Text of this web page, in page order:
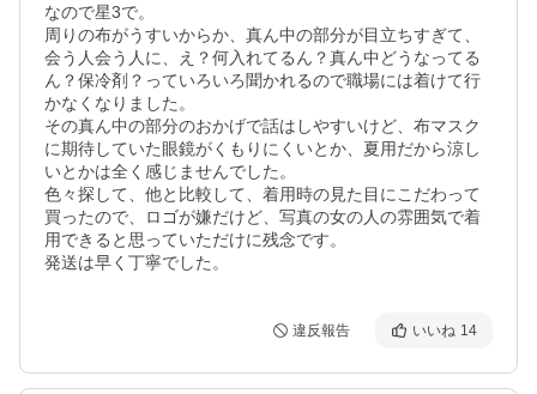
なので星3で。
周りの布がうすいからか、真ん中の部分が目立ちすぎて、
会う人会う人に、え？何入れてるん？真ん中どうなってる
ん？保冷剤？っていろいろ聞かれるので職場には着けて行
かなくなりました。
その真ん中の部分のおかげで話はしやすいけど、布マスク
に期待していた眼鏡がくもりにくいとか、夏用だから涼し
いとかは全く感じませんでした。
色々探して、他と比較して、着用時の見た目にこだわって
買ったので、ロゴが嫌だけど、写真の女の人の雰囲気で着
用できると思っていただけに残念です。
発送は早く丁寧でした。
違反報告 いいね 14